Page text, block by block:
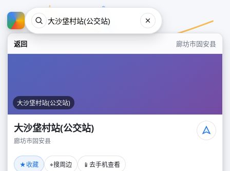
返回 廊坊市固安县
大沙垡村站(公交站)
大沙垡村站(公交站)
廊坊市固安县
★收藏 ⌖搜周边 📱 去手机查看